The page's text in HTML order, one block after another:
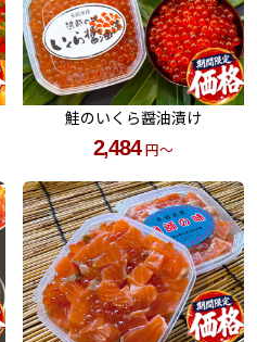
鮭のいくら醤油漬け
2,484円～